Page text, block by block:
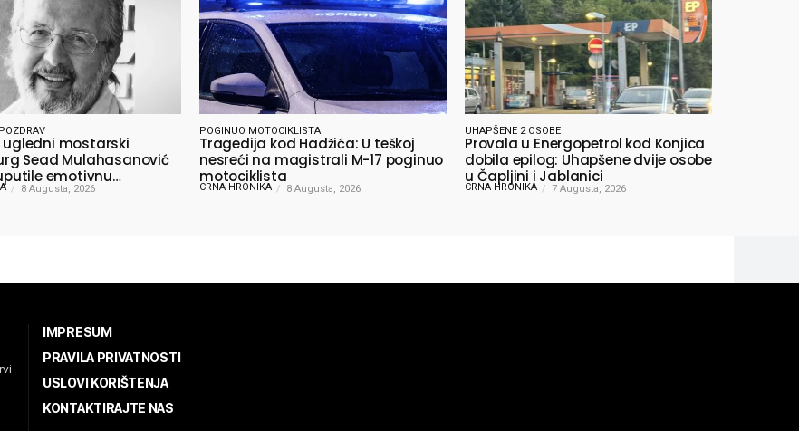
ugledni mostarski
Sead Mulahasanović
emotivnu
poruku
8 Augusta, 2026
POGINUO MOTOCIKLISTA
Tragedija kod Hadžića: U teškoj
nesreći na magistrali M-17 poginuo
motociklista
CRNA HRONIKA 8 Augusta, 2026
UHAPŠENE 2 OSOBE
Provala u Energopetrol kod Konjica
dobila epilog: Uhapšene dvije osobe
u Čapljini i Jablanici
CRNA HRONIKA 7 Augusta, 2026
IMPRESUM
PRAVILA PRIVATNOSTI
USLOVI KORIŠTENJA
KONTAKTIRAJTE NAS